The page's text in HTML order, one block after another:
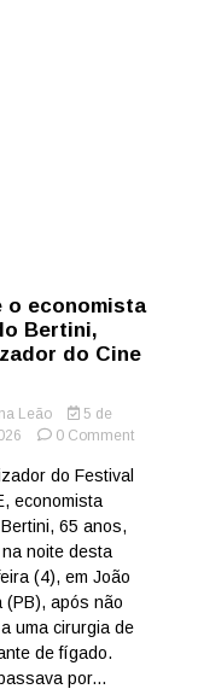
o economista
Bertini,
do Cine
Leão
5 de
0 Commenton
PE
do Festival
economista
65 anos,
noite desta
(4), em João
(PB), após não
uma cirurgia de
de fígado.
por...